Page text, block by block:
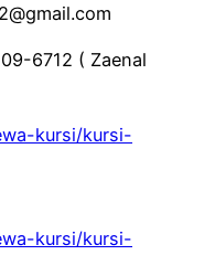
6712 ( Zaenal
kursi/kursi-
kursi/kursi-